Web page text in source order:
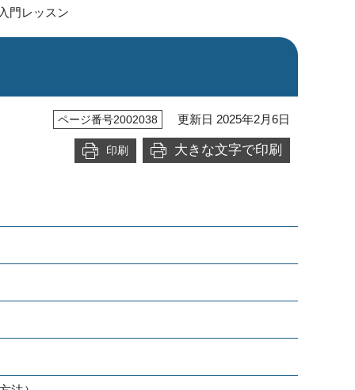
門レッスン
ページ番号2002038 更新日 2025年2月6日
印刷 大きな文字で印刷